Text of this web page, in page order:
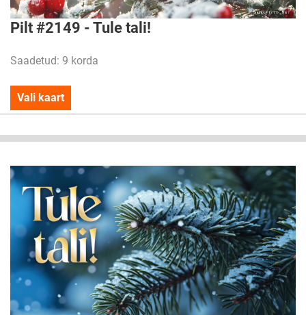
Pilt #2149 - Tule tali!
Saadetud: 9 korda
Vali kaart